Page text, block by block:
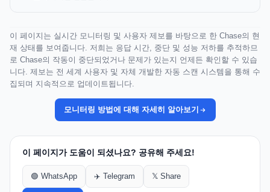
이 페이지는 실시간 모니터링 및 사용자 제보를 바탕으로 한 Chase의 현
재 상태를 보여줍니다. 저희는 응답 시간, 중단 및 성능 저하를 추적하므
로 Chase의 작동이 중단되었거나 문제가 있는지 언제든 확인할 수 있습
니다. 제보는 전 세계 사용자 및 자체 개발한 자동 스캔 시스템을 통해 수
집되며 지속적으로 업데이트됩니다.
모니터링 방법에 대해 자세히 알아보기
이 페이지가 도움이 되셨나요? 공유해 주세요!
🟢 WhatsApp ✈️ Telegram 𝕏 Share